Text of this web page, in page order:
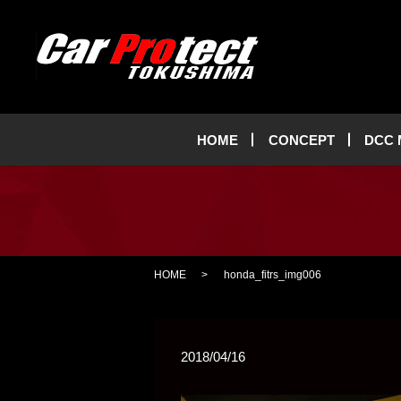
HOME CONCEPT DCC
HOME honda_fitrs_img006
2018/04/16